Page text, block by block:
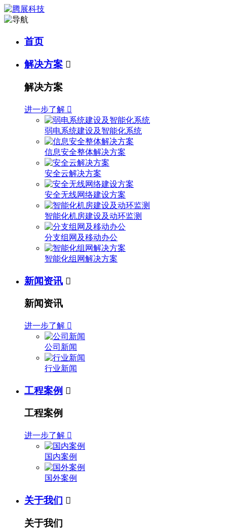
首页
解决方案 
解决方案
进一步了解 
弱电系统建设及智能化系统
信息安全整体解决方案
安全云解决方案
安全无线网络建设方案
智能化机房建设及动环监测
分支组网及移动办公
智能化组网解决方案
新闻资讯 
新闻资讯
进一步了解 
公司新闻
行业新闻
工程案例 
工程案例
进一步了解 
国内案例
国外案例
关于我们 
关于我们